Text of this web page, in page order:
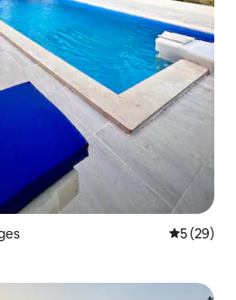
5 (29)